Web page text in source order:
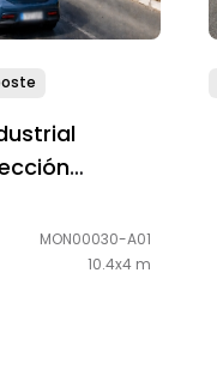
MON00030-A01
10.4x4 m